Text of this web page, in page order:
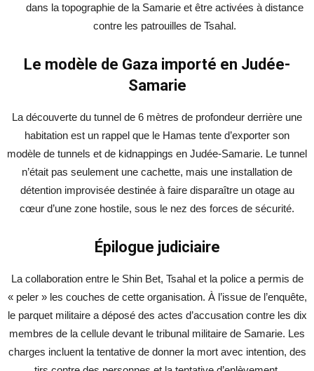
dans la topographie de la Samarie et être activées à distance
contre les patrouilles de Tsahal.
Le modèle de Gaza importé en Judée-
Samarie
La découverte du tunnel de 6 mètres de profondeur derrière une
habitation est un rappel que le Hamas tente d’exporter son
modèle de tunnels et de kidnappings en Judée-Samarie. Le tunnel
n’était pas seulement une cachette, mais une installation de
détention improvisée destinée à faire disparaître un otage au
cœur d’une zone hostile, sous le nez des forces de sécurité.
Épilogue judiciaire
La collaboration entre le Shin Bet, Tsahal et la police a permis de
« peler » les couches de cette organisation. À l’issue de l’enquête,
le parquet militaire a déposé des actes d’accusation contre les dix
membres de la cellule devant le tribunal militaire de Samarie. Les
charges incluent la tentative de donner la mort avec intention, des